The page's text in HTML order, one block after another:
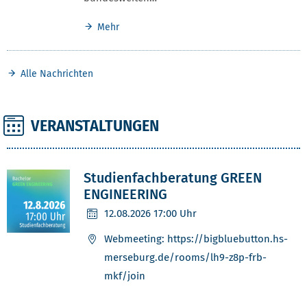
Mehr
Alle Nachrichten
VERANSTALTUNGEN
Studienfachberatung GREEN
ENGINEERING
12.08.2026 17:00 Uhr
Webmeeting: https://bigbluebutton.hs-
merseburg.de/rooms/lh9-z8p-frb-
mkf/join